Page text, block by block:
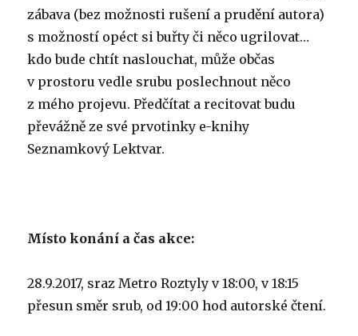
zábava (bez možnosti rušení a prudění autora)
s možností opéct si buřty či něco ugrilovat…
kdo bude chtít naslouchat, může občas
v prostoru vedle srubu poslechnout něco
z mého projevu. Předčítat a recitovat budu
převážně ze své prvotinky e-knihy
Seznamkový Lektvar.
Místo konání a čas akce:
28.9.2017, sraz Metro Roztyly v 18:00, v 18:15
přesun směr srub, od 19:00 hod autorské čtení.